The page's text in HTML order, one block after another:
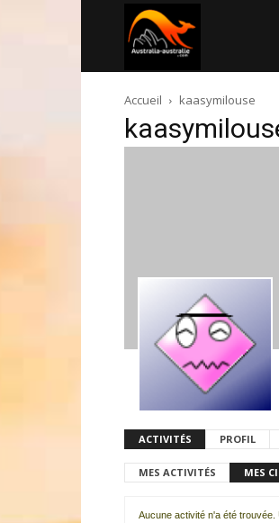
australie.com
Accueil kaasymilouse
ACTIVITÉS PROFIL
MES ACTIVITÉS MES
Aucune activité n'a été trouvée.